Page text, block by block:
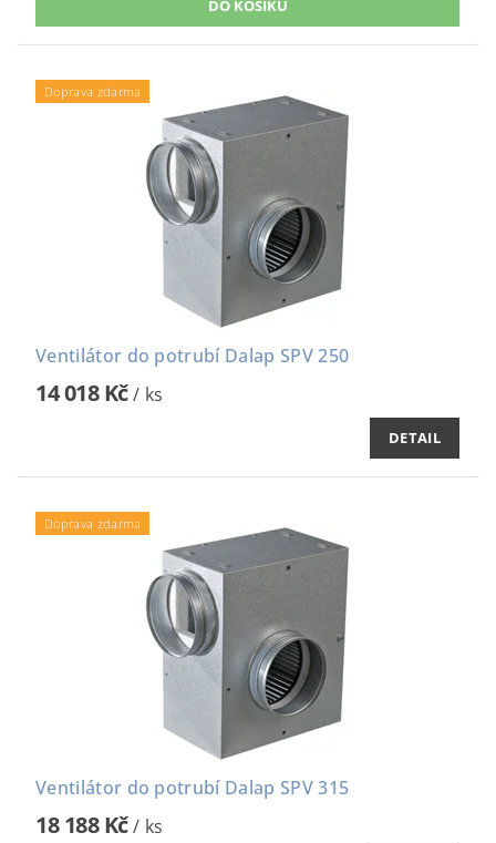
Doprava zdarma
Ventilátor do potrubí Dalap SPV 250
14 018 Kč/ ks
DETAIL
Doprava zdarma
Ventilátor do potrubí Dalap SPV 315
18 188 Kč/ ks